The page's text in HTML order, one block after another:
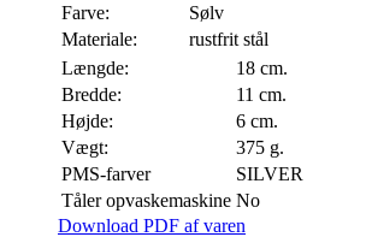
Farve:
Sølv
Materiale:
rustfrit stål
Længde:
18 cm.
Bredde:
11 cm.
Højde:
6 cm.
Vægt:
375 g.
PMS-farver
SILVER
Tåler opvaskemaskine No
Download PDF af varen